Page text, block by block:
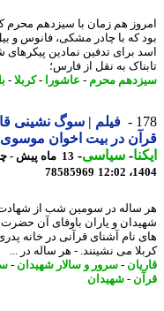
هم زمان با سیزدهم محرم کربلا
که با چادر مشکی، فانوس و بیل
برای تدفین نمادین پیکرهای
به نقل از فارس؛
محرم-عاشورا-کربلا- بانوان
فیلم | سوگ نشینی
در بیت اخوان موسوی
-سیاسی-
78585969
در سومین شب از شهادت
و یاران باوفای آن حضرت،
نام آشنای قرآنی در خانه پدری
می نشینند. - هر ساله در ...
-سرور و سالار شهیدان-
- شهیدان